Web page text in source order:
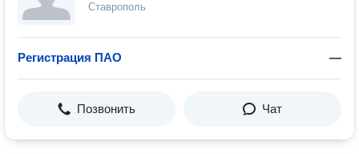
Ставрополь
Регистрация ПАО —
Позвонить Чат